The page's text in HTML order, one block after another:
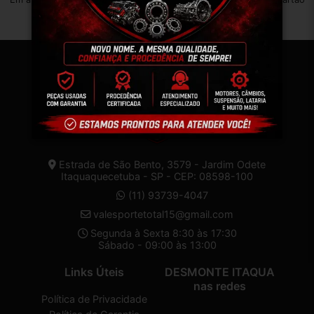
Estrada de São Bento, 3579 - Jardim Odete
Itaquaquecetuba - SP - CEP: 08598-100
(11) 93739-4047
valesportetotal15@gmail.com
Segunda à Sexta 8:30 às 17:30
Sábado - 09:00 às 13:00
Links Úteis
Política de Privacidade
DESMONTE ITAQUA
nas redes